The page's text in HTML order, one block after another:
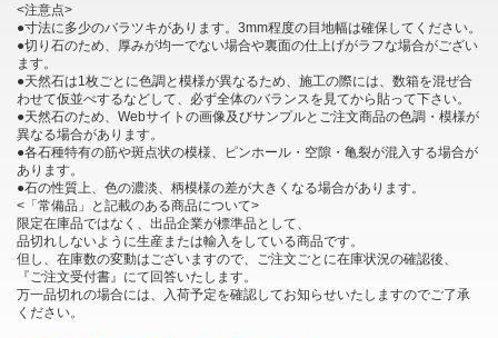
<注意点>
●寸法に多少のバラツキがあります。3mm程度の目地幅は確保してください。
●切り石のため、厚みが均一でない場合や裏面の仕上げがラフな場合がござい
ます。
●天然石は1枚ごとに色調と模様が異なるため、施工の際には、数箱を混ぜ合
わせて仮並べするなどして、必ず全体のバランスを見てから貼って下さい。
●天然石のため、Webサイトの画像及びサンプルとご注文商品の色調・模様が
異なる場合があります。
●各石種特有の筋や斑点状の模様、ピンホール・空隙・亀裂が混入する場合が
あります。
●石の性質上、色の濃淡、柄模様の差が大きくなる場合があります。
<「常備品」と記載のある商品について>
限定在庫品ではなく、出品企業が標準品として、
品切れしないように生産または輸入をしている商品です。
但し、在庫数の変動はございますので、ご注文ごとに在庫状況の確認後、
『ご注文受付書』にて回答いたします。
万一品切れの場合には、入荷予定を確認してお知らせいたしますのでご了承
ください。